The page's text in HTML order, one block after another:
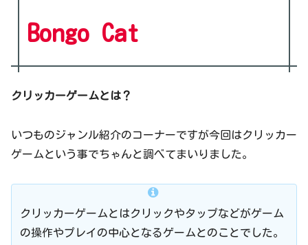
Bongo Cat
クリッカーゲームとは？
いつものジャンル紹介のコーナーですが今回はクリッカー
ゲームという事でちゃんと調べてまいりました。
クリッカーゲームとはクリックやタップなどがゲーム
の操作やプレイの中心となるゲームとのことでした。